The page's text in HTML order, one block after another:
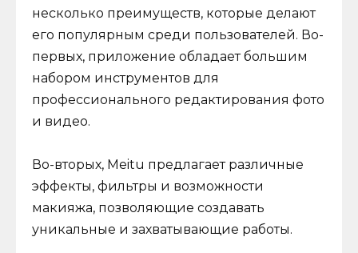
несколько преимуществ, которые делают
его популярным среди пользователей. Во-
первых, приложение обладает большим
набором инструментов для
профессионального редактирования фото
и видео.
Во-вторых, Meitu предлагает различные
эффекты, фильтры и возможности
макияжа, позволяющие создавать
уникальные и захватывающие работы.